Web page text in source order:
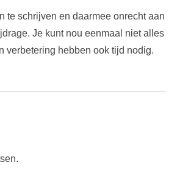
te schrijven en daarmee onrecht aan
Je kunt nou eenmaal niet alles
verbetering hebben ook tijd nodig.